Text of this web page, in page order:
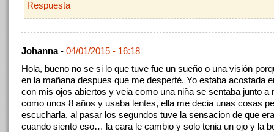
Respuesta
Johanna- 04/01/2015 - 16:18
Hola, bueno no se si lo que tuve fue un sueño o una visión
en la mañana despues que me desperté. Yo estaba acostada
con mis ojos abiertos y veia como una niña se sentaba junto a
como unos 8 años y usaba lentes, ella me decia unas cosas
escucharla, al pasar los segundos tuve la sensacion de que
cuando siento eso… la cara le cambio y solo tenia un ojo y la